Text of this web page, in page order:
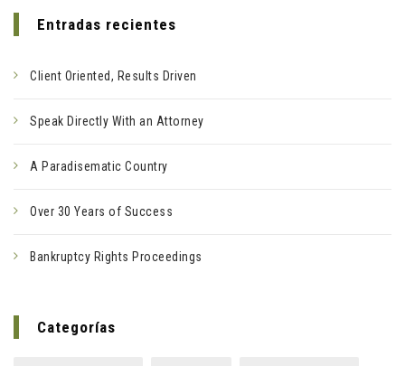
Entradas recientes
Client Oriented, Results Driven
Speak Directly With an Attorney
A Paradisematic Country
Over 30 Years of Success
Bankruptcy Rights Proceedings
Categorías